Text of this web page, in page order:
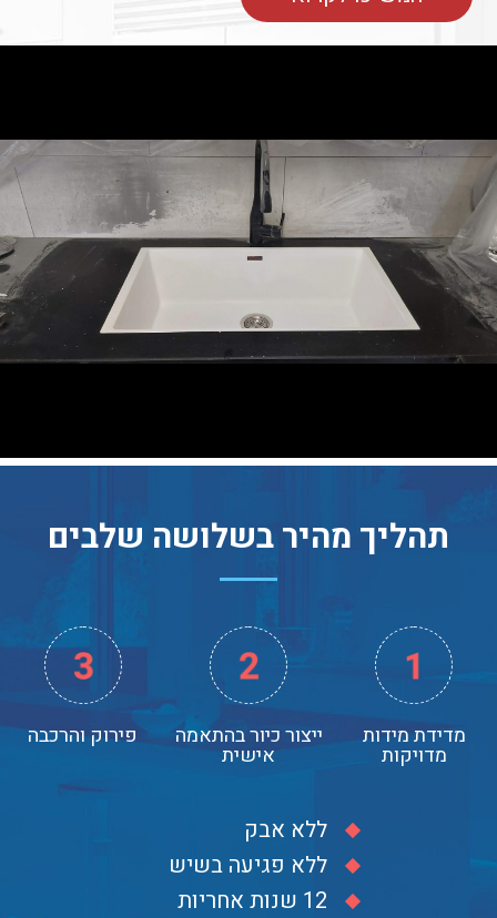
תהליך מהיר בשלושה שלבים
מדידת מידות
מדויקות
ייצור כיור בהתאמה
אישית
פירוק והרכבה
ללא אבק
ללא פגיעה בשיש
12 שנות אחריות